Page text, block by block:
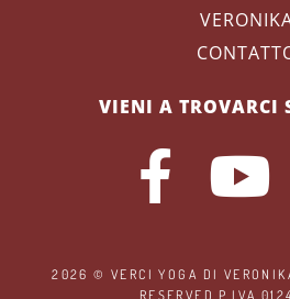
VIENI A TROVARCI
2026 ©VERCI YOGA DI
RESERVED P.IVA